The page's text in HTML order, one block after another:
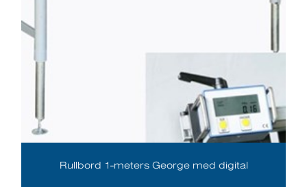
Rullbord 1-meters George med digital